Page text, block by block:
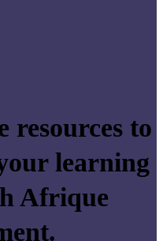
resources to
learning
Afrique